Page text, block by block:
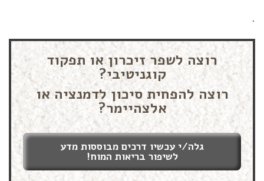
.
רוצה לשפר זיכרון או תפקוד
קוגניטיבי?
רוצה להפחית סיכון לדמנציה או
אלצהיימר?
גלה/י עכשיו דרכים מבוססות מדע
לשיפור בריאות המוח!